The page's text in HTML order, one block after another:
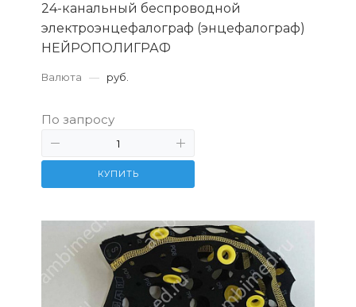
24-канальный беспроводной
электроэнцефалограф (энцефалограф)
НЕЙРОПОЛИГРАФ
Валюта — руб.
По запросу
КУПИТЬ